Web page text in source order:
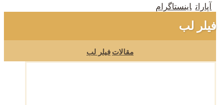
آپارات اینستاگرام
فیلر لب
مقالات فیلر لب